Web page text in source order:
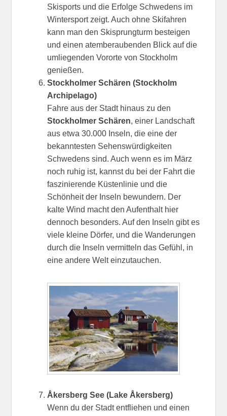
Skisports und die Erfolge Schwedens im
Wintersport zeigt. Auch ohne Skifahren
kann man den Skisprungturm besteigen
und einen atemberaubenden Blick auf die
umliegenden Vororte von Stockholm
genießen.
Stockholmer Schären (Stockholm
Archipelago)
Fahre aus der Stadt hinaus zu den
Stockholmer Schären, einer Landschaft
aus etwa 30.000 Inseln, die eine der
bekanntesten Sehenswürdigkeiten
Schwedens sind. Auch wenn es im März
noch ruhig ist, kannst du bei der Fahrt die
faszinierende Küstenlinie und die
Schönheit der Inseln bewundern. Der
kalte Wind macht den Aufenthalt hier
dennoch besonders. Auf den Inseln gibt es
viele kleine Dörfer, und die Wanderungen
durch die Inseln vermitteln das Gefühl, in
eine andere Welt einzutauchen.
Åkersberg See (Lake Åkersberg)
Wenn du der Stadt entfliehen und einen